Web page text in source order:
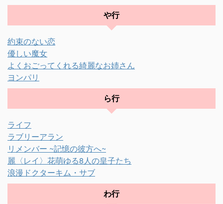
や行
約束のない恋
優しい魔女
よくおごってくれる綺麗なお姉さん
ヨンパリ
ら行
ライフ
ラブリーアラン
リメンバー ~記憶の彼方へ~
麗〈レイ〉花萌ゆる8人の皇子たち
浪漫ドクターキム・サブ
わ行